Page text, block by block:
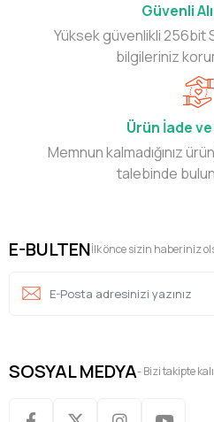
Güvenli
Yüksek güvenlikli 256bit
bilgileriniz
Ürün İade
Memnun kalmadığınız
talebinde
E-BULTENİlk önce sizin haberiniz
SOSYAL MEDYA- Bizi takipte